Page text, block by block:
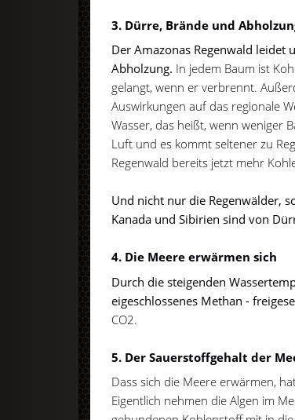
3. Dürre, Brände und
Der Amazonas Regenwald
Abholzung. In jedem Baum ist
gelangt, wenn er verbrennt.
Auswirkungen auf das regionale
Wasser, das heißt, wenn weniger
Luft und es kommt seltener zu
Regenwald bereits jetzt mehr
Und nicht nur die Regenwälder,
Kanada und Sibirien sind von
4. Die Meere erwärmen sich
Durch die steigenden
eigeschlossenes Methan -
CO2.
5. Der Sauerstoffgehalt der
Dass sich die Meere erwärmen,
Eigentlich nehmen die Algen im